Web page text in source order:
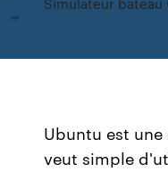
Ubuntu est
veut simple